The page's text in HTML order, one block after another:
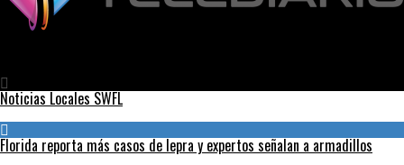
Noticias Locales SWFL
Florida reporta más casos de lepra y expertos señalan a armadillos